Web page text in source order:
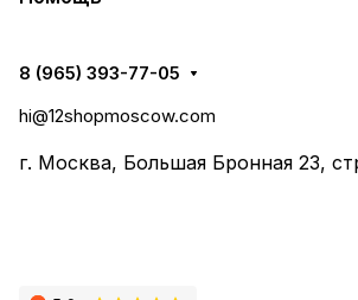
8 (965) 393-77-05
hi@12shopmoscow.com
г. Москва, Большая Бронная 23,